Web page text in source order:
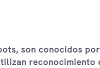
, son conocidos por
reconocimiento